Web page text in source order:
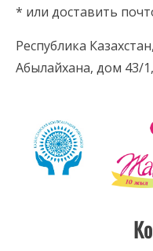
* или доставить
Республика
Абылайхана, дом 43/